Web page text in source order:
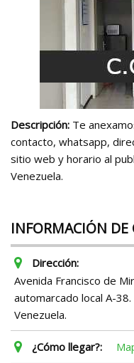
Descripción: Te
contacto, whatsapp,
sitio web y horario al
Venezuela.
INFORMACIÓN DE
Dirección:
Avenida Francisco de
automarcado local A-
Venezuela.
¿Cómo llegar?: